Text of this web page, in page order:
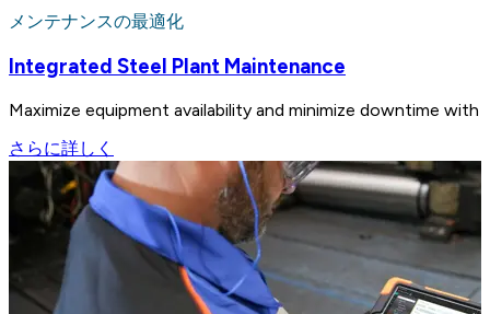
メンテナンスの最適化
Integrated Steel Plant Maintenance
Maximize equipment availability and minimize downtime
さらに詳しく